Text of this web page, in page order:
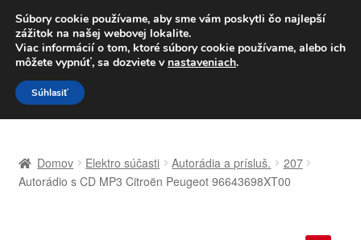
DOPRAVA od 6 EUR
Po–Pi 09:00–16:00 233 221 276
Preskočiť
na
navigáciu
Preskočiť
na
obsah
Celosvetová preprava
Domov Elektro súčasti Autorádia a prísluš.
207
Autorádio s CD MP3 Citroën Peugeot 96643698XT00
Súbory cookie používame, aby sme vám poskytli čo najlepší
zážitok na našej webovej lokalite.
Viac informácií o tom, ktoré súbory cookie používame, alebo ich
môžete vypnúť, sa dozviete v nastaveniach.
Súhlasiť